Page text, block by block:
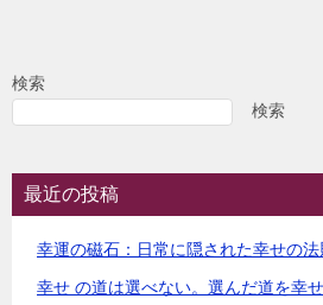
ビ
シ
ョ
検索
検索
最近の投稿
幸運の磁石：日常に隠された幸せの法
幸せ の道は選べない。選んだ道を幸